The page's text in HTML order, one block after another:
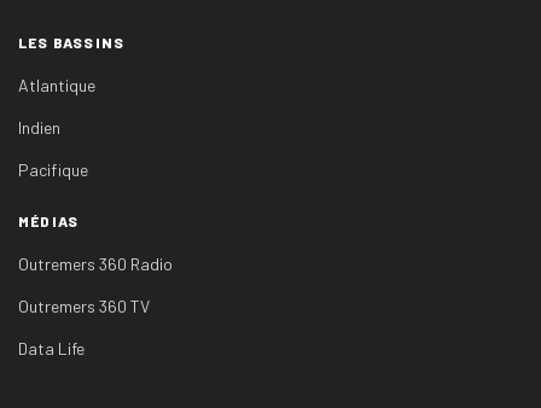
LES BASSINS
Atlantique
Indien
Pacifique
MÉDIAS
Outremers 360 Radio
Outremers 360 TV
Data Life